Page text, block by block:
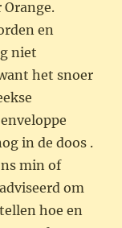
en
niet
het snoer
in de doos .
min of
om
hoe en